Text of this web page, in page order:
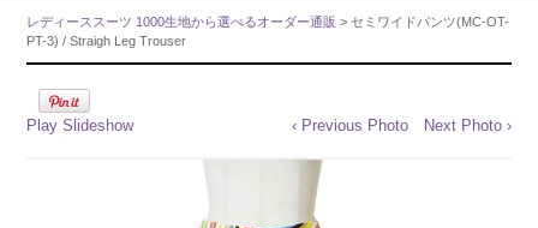
レディーススーツ 1000生地から選べるオーダー通販 > セミワイドパンツ(MC-OT-
PT-3) / Straigh Leg Trouser
Play Slideshow ‹ Previous Photo Next Photo ›